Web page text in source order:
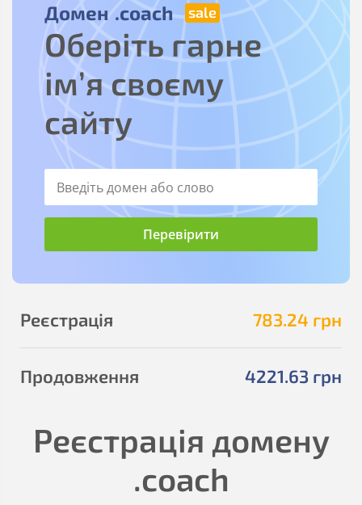
Домен .coach
Оберіть гарне
ім’я своєму
сайту
783.24 грн
Реєстрація
4221.63 грн
Продовження
Реєстрація домену
.coach